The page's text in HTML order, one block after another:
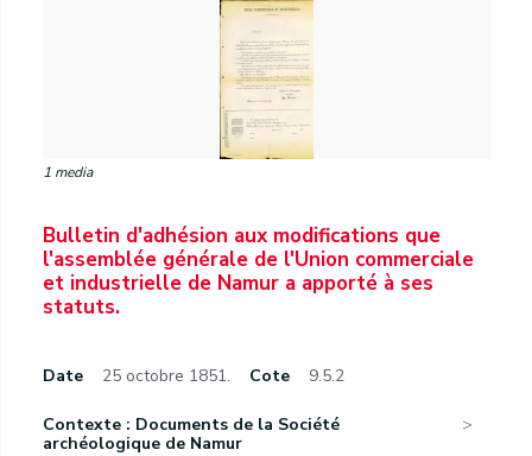
1 media
Bulletin d'adhésion aux modifications que
l'assemblée générale de l'Union commerciale
et industrielle de Namur a apporté à ses
statuts.
Date 25 octobre 1851. Cote 9.5.2
Contexte : Documents de la Société
archéologique de Namur